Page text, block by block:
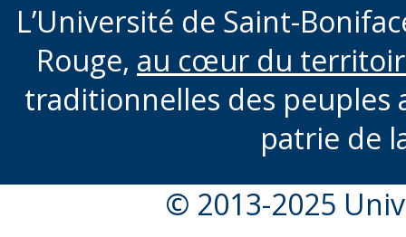
L’Université de Saint-
Rouge, au cœur du
traditionnelles des peuples
patrie de
© 2013-2025